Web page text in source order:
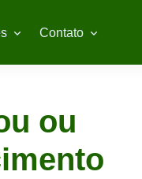
Contato
ou